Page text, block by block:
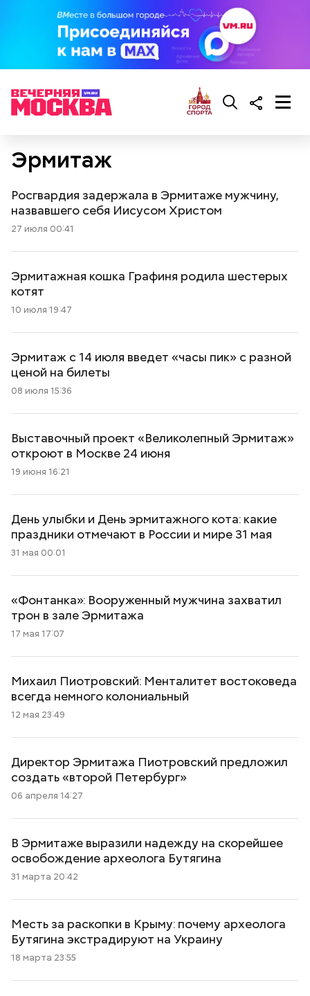
Эрмитаж
Росгвардия задержала в Эрмитаже мужчину,
назвавшего себя Иисусом Христом
27 июля 00:41
Эрмитажная кошка Графиня родила шестерых
котят
10 июля 19:47
Эрмитаж с 14 июля введет «часы пик» с разной
ценой на билеты
08 июля 15:36
Выставочный проект «Великолепный Эрмитаж»
откроют в Москве 24 июня
19 июня 16:21
День улыбки и День эрмитажного кота: какие
праздники отмечают в России и мире 31 мая
31 мая 00:01
«Фонтанка»: Вооруженный мужчина захватил
трон в зале Эрмитажа
17 мая 17:07
Михаил Пиотровский: Менталитет востоковеда
всегда немного колониальный
12 мая 23:49
Директор Эрмитажа Пиотровский предложил
создать «второй Петербург»
06 апреля 14:27
В Эрмитаже выразили надежду на скорейшее
освобождение археолога Бутягина
31 марта 20:42
Месть за раскопки в Крыму: почему археолога
Бутягина экстрадируют на Украину
18 марта 23:55